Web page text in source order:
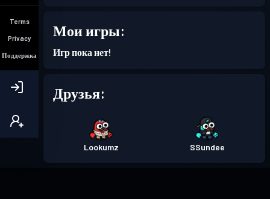
Terms
Privacy
Поддержка
Мои игры:
Игр пока нет!
Друзья:
Lookumz SSundee